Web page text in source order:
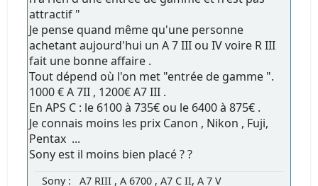
attractif "
Je pense quand même qu'une personne
achetant aujourd'hui un A 7 III ou IV voire R III
fait une bonne affaire .
Tout dépend où l'on met "entrée de gamme ".
1000 € A 7II , 1200€ A7 III .
En APS C : le 6100 à 735€ ou le 6400 à 875€ .
Je connais moins les prix Canon , Nikon , Fuji,
Pentax ...
Sony est il moins bien placé ? ?
Sony : A7 RIII , A 6700 , A7 C II, A 7 V